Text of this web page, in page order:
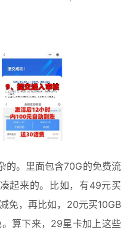
的。里面包含70G的免费流
起来的。比如，有49元买
免，再比如，20元买10GB
算下来，29星卡加上这些